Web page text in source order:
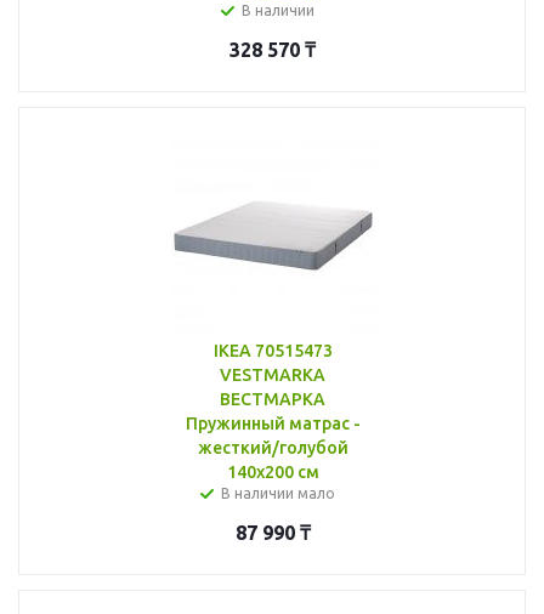
В наличии
328 570 ₸
IKEA 70515473
VESTMARKA
ВЕСТМАРКА
Пружинный матрас -
жесткий/голубой
140x200 см
В наличии мало
87 990₸